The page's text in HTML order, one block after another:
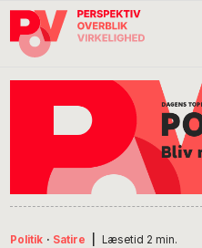
Gå
direkte
Skip
indhold
Gå
direkte
Politik · Satire Læsetid 2 min.